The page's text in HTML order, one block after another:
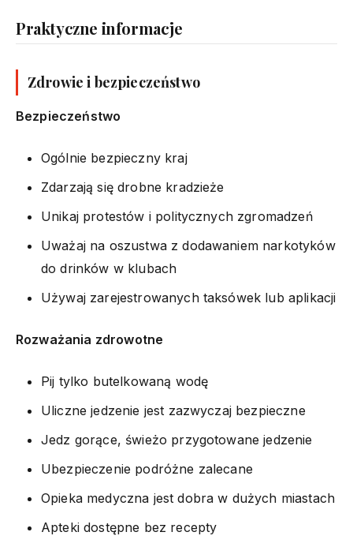
Praktyczne informacje
Zdrowie i bezpieczeństwo
Bezpieczeństwo
Ogólnie bezpieczny kraj
Zdarzają się drobne kradzieże
Unikaj protestów i politycznych zgromadzeń
Uważaj na oszustwa z dodawaniem narkotyków
do drinków w klubach
Używaj zarejestrowanych taksówek lub aplikacji
Rozważania zdrowotne
Pij tylko butelkowaną wodę
Uliczne jedzenie jest zazwyczaj bezpieczne
Jedz gorące, świeżo przygotowane jedzenie
Ubezpieczenie podróżne zalecane
Opieka medyczna jest dobra w dużych miastach
Apteki dostępne bez recepty